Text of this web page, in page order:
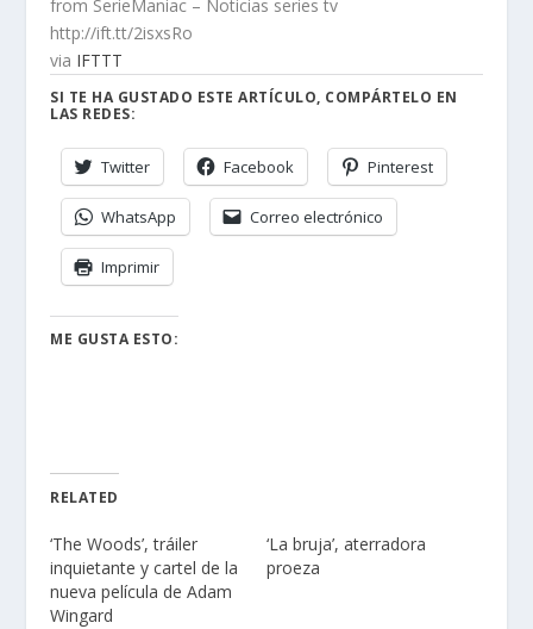
from SerieManiac – Noticias series tv
http://ift.tt/2isxsRo
via IFTTT
SI TE HA GUSTADO ESTE ARTÍCULO, COMPÁRTELO EN
LAS REDES:
Twitter Facebook Pinterest
WhatsApp Correo electrónico
Imprimir
ME GUSTA ESTO:
RELATED
‘The Woods’, tráiler
inquietante y cartel de la
nueva película de Adam
Wingard
‘La bruja’, aterradora
proeza